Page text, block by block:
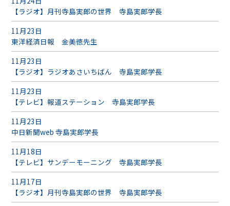
【ラジオ】月刊寺島実郎の世界 寺島実郎学長
11月23日
東洋経済日報 金美徳先生
11月23日
【ラジオ】ラジオあさいちばん 寺島実郎学長
11月23日
【テレビ】報道ステーション 寺島実郎学長
11月23日
中日新聞web 寺島実郎学長
11月18日
【テレビ】サンデーモーニング 寺島実郎学長
11月17日
【ラジオ】月刊寺島実郎の世界 寺島実郎学長